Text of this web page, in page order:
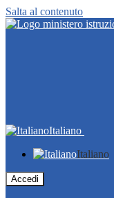
Salta al contenuto
Italiano
Italiano
Accedi